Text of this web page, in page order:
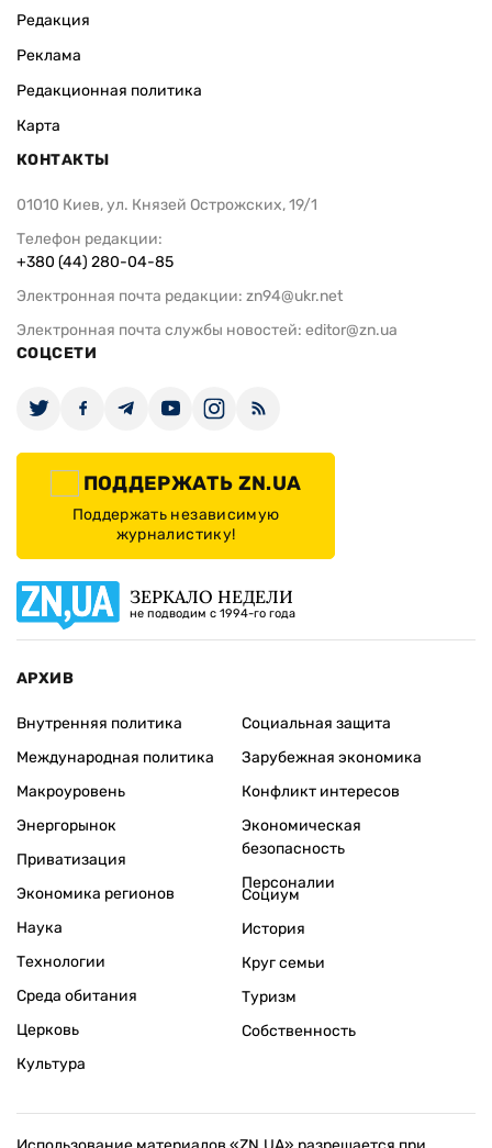
Редакция
Реклама
Редакционная политика
Карта
КОНТАКТЫ
01010 Киев, ул. Князей Острожских, 19/1
Телефон редакции:
+380 (44) 280-04-85
Электронная почта редакции: zn94@ukr.net
Электронная почта службы новостей: editor@zn.ua
СОЦСЕТИ
ПОДДЕРЖАТЬ ZN.UA
Поддержать независимую
журналистику!
ЗЕРКАЛО НЕДЕЛИ
не подводим с 1994-го года
АРХИВ
Внутренняя политика
Международная политика
Макроуровень
Энергорынок
Приватизация
Экономика регионов
Социальная защита
Зарубежная экономика
Конфликт интересов
Экономическая
безопасность
Персоналии
Наука
Технологии
Среда обитания
Церковь
Культура
Социум
История
Круг семьи
Туризм
Собственность